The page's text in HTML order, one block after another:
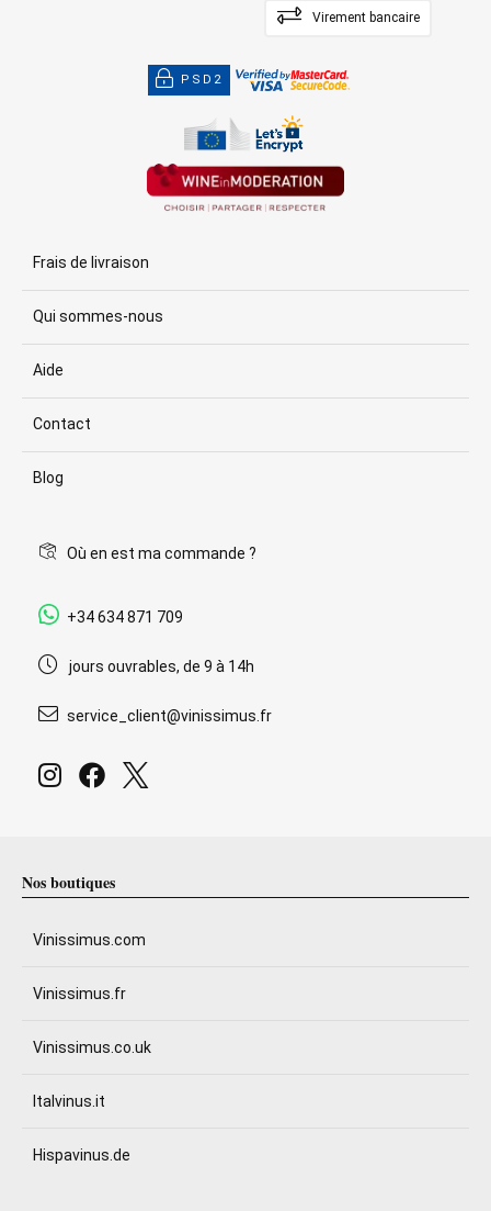
Virement bancaire
PSD2
Frais de livraison
Qui sommes-nous
Aide
Contact
Blog
Où en est ma commande ?
+34 634 871 709
jours ouvrables, de 9 à 14h
service_client@vinissimus.fr
Nos boutiques
Vinissimus.com
Vinissimus.fr
Vinissimus.co.uk
Italvinus.it
Hispavinus.de